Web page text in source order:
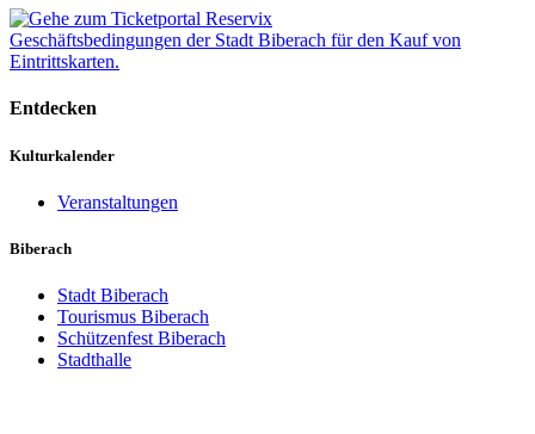
Geschäftsbedingungen der Stadt Biberach für den Kauf von
Eintrittskarten.
Entdecken
Kulturkalender
Veranstaltungen
Biberach
Stadt Biberach
Tourismus Biberach
Schützenfest Biberach
Stadthalle